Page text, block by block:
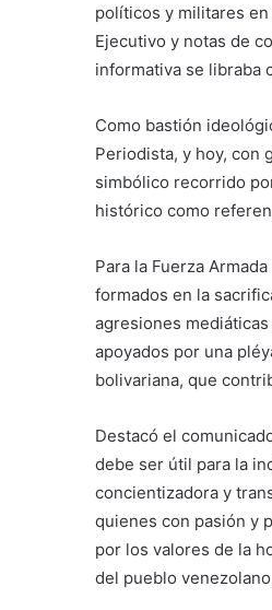
políticos y militares
Ejecutivo y notas de
informativa se libraba
Como bastión
Periodista, y hoy, con
simbólico recorrido
histórico como
Para la Fuerza
formados en la
agresiones
apoyados por una
bolivariana, que
Destacó el
debe ser útil para la
concientizadora y
quienes con pasión y
por los valores de la
del pueblo